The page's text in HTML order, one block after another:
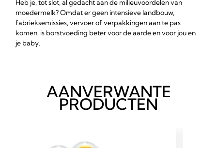
Heb je, tot slot, al gedacht aan de milieuvoordelen van
moedermelk? Omdat er geen intensieve landbouw,
fabrieksemissies, vervoer of verpakkingen aan te pas
komen, is borstvoeding beter voor de aarde en voor jou en
je baby.
AANVERWANTE
PRODUCTEN